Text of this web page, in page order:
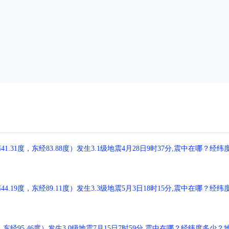
度，东经83.88度）发生3.1级地震4月28日9时37分,震中在哪？经纬
度，东经89.11度）发生3.3级地震5月3日18时15分,震中在哪？经纬